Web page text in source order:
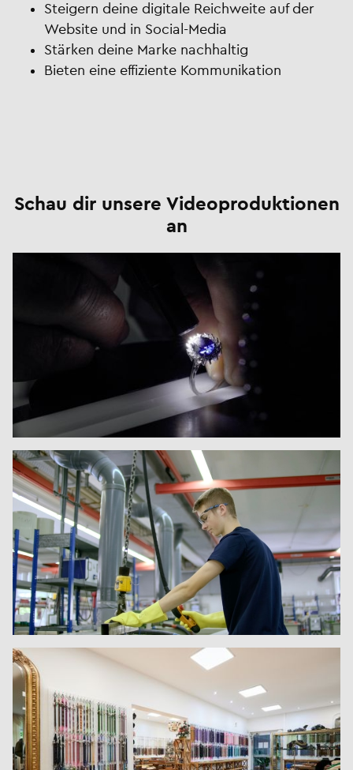
Steigern deine digitale Reichweite auf der
Website und in Social-Media
Stärken deine Marke nachhaltig
Bieten eine effiziente Kommunikation
Schau dir unsere Videoproduktionen
an